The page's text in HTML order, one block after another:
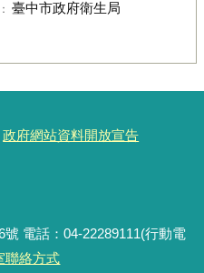
臺中市政府衛生局
政府網站資料開放宣告
電話：04-22289111(行動電
聯絡方式